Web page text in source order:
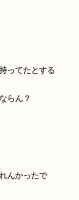
ってたとする
らん？
んかったで